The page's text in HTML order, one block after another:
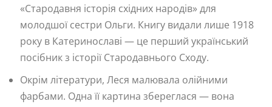
«Стародавня історія східних народів» для
молодшої сестри Ольги. Книгу видали лише 1918
року в Катеринославі — це перший український
посібник з історії Стародавнього Сходу.
Окрім літератури, Леся малювала олійними
фарбами. Одна її картина збереглася — вона